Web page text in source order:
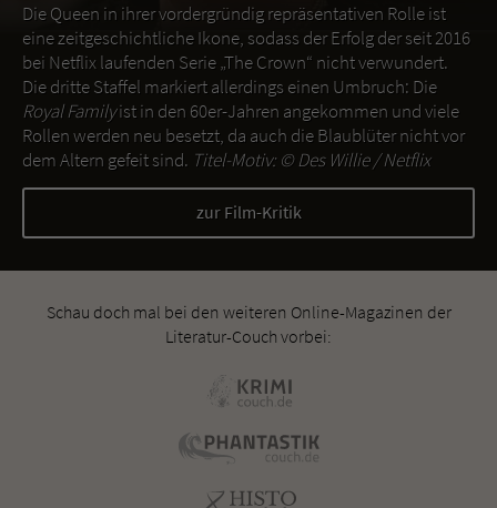
Die Queen in ihrer vordergründig repräsentativen Rolle ist
eine zeitgeschichtliche Ikone, sodass der Erfolg der seit 2016
bei Netflix laufenden Serie „The Crown“ nicht verwundert.
Die dritte Staffel markiert allerdings einen Umbruch: Die
Royal Familyist in den 60er-Jahren angekommen und viele
Rollen werden neu besetzt, da auch die Blaublüter nicht vor
dem Altern gefeit sind. Titel-Motiv: ©Des Willie / Netflix
zur Film-Kritik
Schau doch mal bei den weiteren Online-Magazinen der
Literatur-Couch vorbei: